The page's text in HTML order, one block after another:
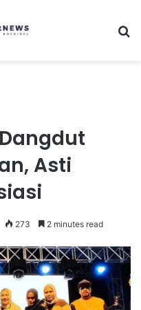
Asti
273 2 minutes read